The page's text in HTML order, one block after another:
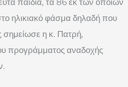
παιδιά, τα 86 εκ των οποίων
ηλικιακό φάσμα δηλαδή που
η κ. Πατρή,
προγράμματος αναδοχής